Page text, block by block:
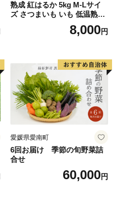
熟成 紅はるか 5kg M-Lサイ
ズ さつまいも いも 低温熟成
完全熟成収穫 甘い 糖度 焼き
芋 やきいも スイートポテト
8,000円
愛媛県愛南町
6回お届け 季節の旬野菜詰
合せ
60,000円